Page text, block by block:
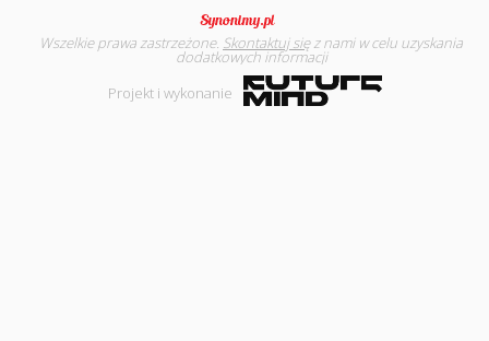
Wszelkie prawa zastrzeżone. Skontaktuj sięz nami w celu uzyskania
dodatkowych informacji
Projekt i wykonanie